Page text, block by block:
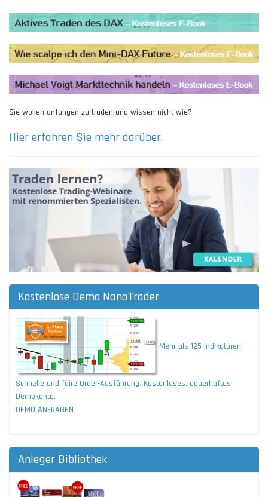
Sie wollen anfangen zu traden und wissen nicht wie?
Hier erfahren Sie mehr darüber.
Kostenlose Demo NanoTrader
Mehr als 125 Indikatoren.
Schnelle und faire Order-Ausführung. Kostenloses, dauerhaftes
Demokonto.
DEMO ANFRAGEN
Anleger Bibliothek